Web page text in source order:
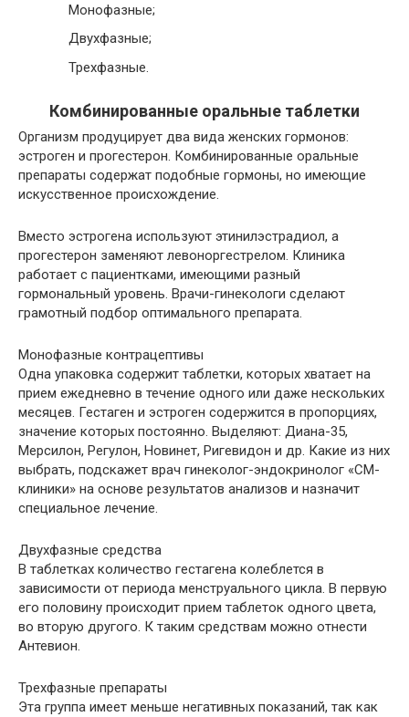
Монофазные;
Двухфазные;
Трехфазные.
Комбинированные оральные таблетки
Организм продуцирует два вида женских гормонов:
эстроген и прогестерон. Комбинированные оральные
препараты содержат подобные гормоны, но имеющие
искусственное происхождение.
Вместо эстрогена используют этинилэстрадиол, а
прогестерон заменяют левоноргестрелом. Клиника
работает с пациентками, имеющими разный
гормональный уровень. Врачи-гинекологи сделают
грамотный подбор оптимального препарата.
Монофазные контрацептивы
Одна упаковка содержит таблетки, которых хватает на
прием ежедневно в течение одного или даже нескольких
месяцев. Гестаген и эстроген содержится в пропорциях,
значение которых постоянно. Выделяют: Диана-35,
Мерсилон, Регулон, Новинет, Ригевидон и др. Какие из них
выбрать, подскажет врач гинеколог-эндокринолог «СМ-
клиники» на основе результатов анализов и назначит
специальное лечение.
Двухфазные средства
В таблетках количество гестагена колеблется в
зависимости от периода менструального цикла. В первую
его половину происходит прием таблеток одного цвета,
во вторую другого. К таким средствам можно отнести
Антевион.
Трехфазные препараты
Эта группа имеет меньше негативных показаний, так как